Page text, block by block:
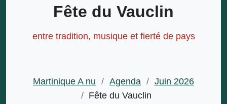
Fête du Vauclin
entre tradition, musique et fierté de pays
Martinique A nu / Agenda / Juin 2026
/ Fête du Vauclin